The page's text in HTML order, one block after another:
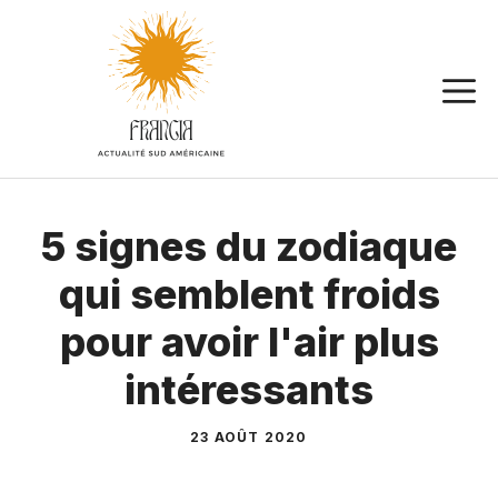
5 signes du zodiaque
qui semblent froids
pour avoir l'air plus
intéressants
23 AOÛT 2020